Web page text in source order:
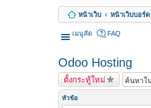
u
r
t
หน้าเว็บ หน้าเว็บบอร์ด
เมนูลัด FAQ
Odoo Hosting
ตั้งกระทู้ใหม่
หัวข้อ